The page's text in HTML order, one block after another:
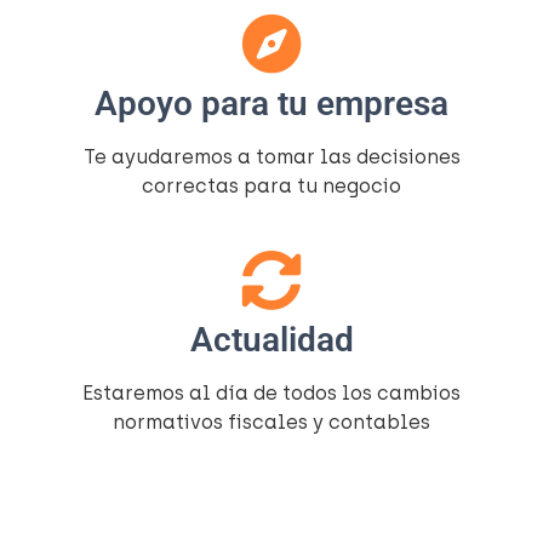
Apoyo para tu empresa
Te ayudaremos a tomar las decisiones
correctas para tu negocio
Actualidad
Estaremos al día de todos los cambios
normativos fiscales y contables